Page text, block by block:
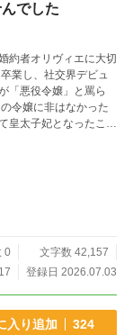
でした
約者オリヴィエに大切
「悪役令嬢」と罵ら
令嬢に非はなかった
皇太子妃となったこと
っぽい」と見下される
と囁かれる。 可愛い
を叩かれ、長身美人た
ルーレットが、自分の
0
文字数 42,157
登録日 2026.07.03
入り追加 324